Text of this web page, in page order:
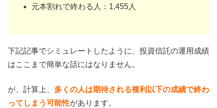
元本割れで終わる人：1,455人
下記記事でシミュレートしたように、投資信託の運用成績
はここまで簡単な話にはなりません。
が、計算上、 多くの人は期待される複利以下の成績で終わ
ってしまう可能性があります。